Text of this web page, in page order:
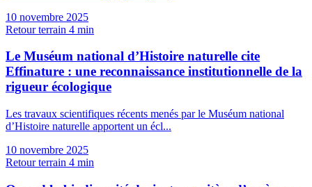
10 novembre 2025
Retour terrain 4 min
Le Muséum national d’Histoire naturelle cite
Effinature : une reconnaissance institutionnelle de la
rigueur écologique
Les travaux scientifiques récents menés par le Muséum national
d’Histoire naturelle apportent un écl...
10 novembre 2025
Retour terrain 4 min